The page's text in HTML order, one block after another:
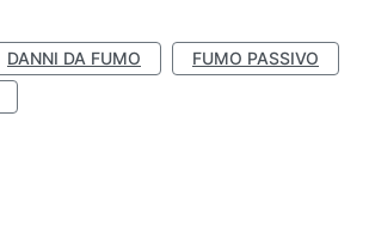
DANNI DA FUMO
FUMO PASSIVO